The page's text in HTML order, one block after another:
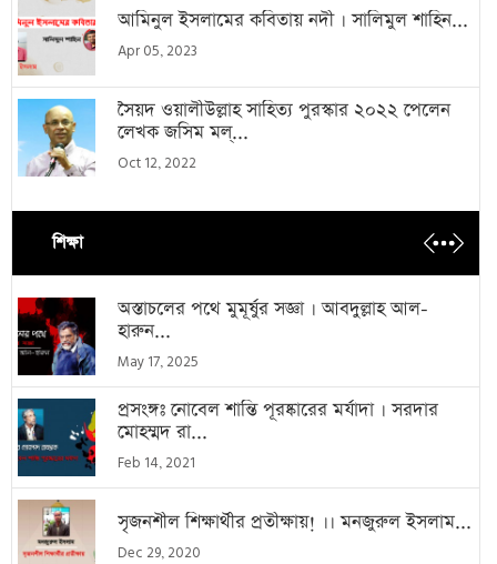
আমিনুল ইসলামের কবিতায় নদী । সালিমুল শাহিন...
Apr 05, 2023
সৈয়দ ওয়ালীউল্লাহ সাহিত্য পুরস্কার ২০২২ পেলেন
লেখক জসিম মল্...
Oct 12, 2022
শিক্ষা
অস্তাচলের পথে মুমূর্ষুর সজ্ঞা । আবদুল্লাহ আল-
হারুন...
May 17, 2025
প্রসংঙ্গঃ নোবেল শান্তি পূরষ্কারের মর্যাদা । সরদার
মোহম্মদ রা...
Feb 14, 2021
সৃজনশীল শিক্ষার্থীর প্রতীক্ষায়! ।। মনজুরুল ইসলাম...
Dec 29, 2020